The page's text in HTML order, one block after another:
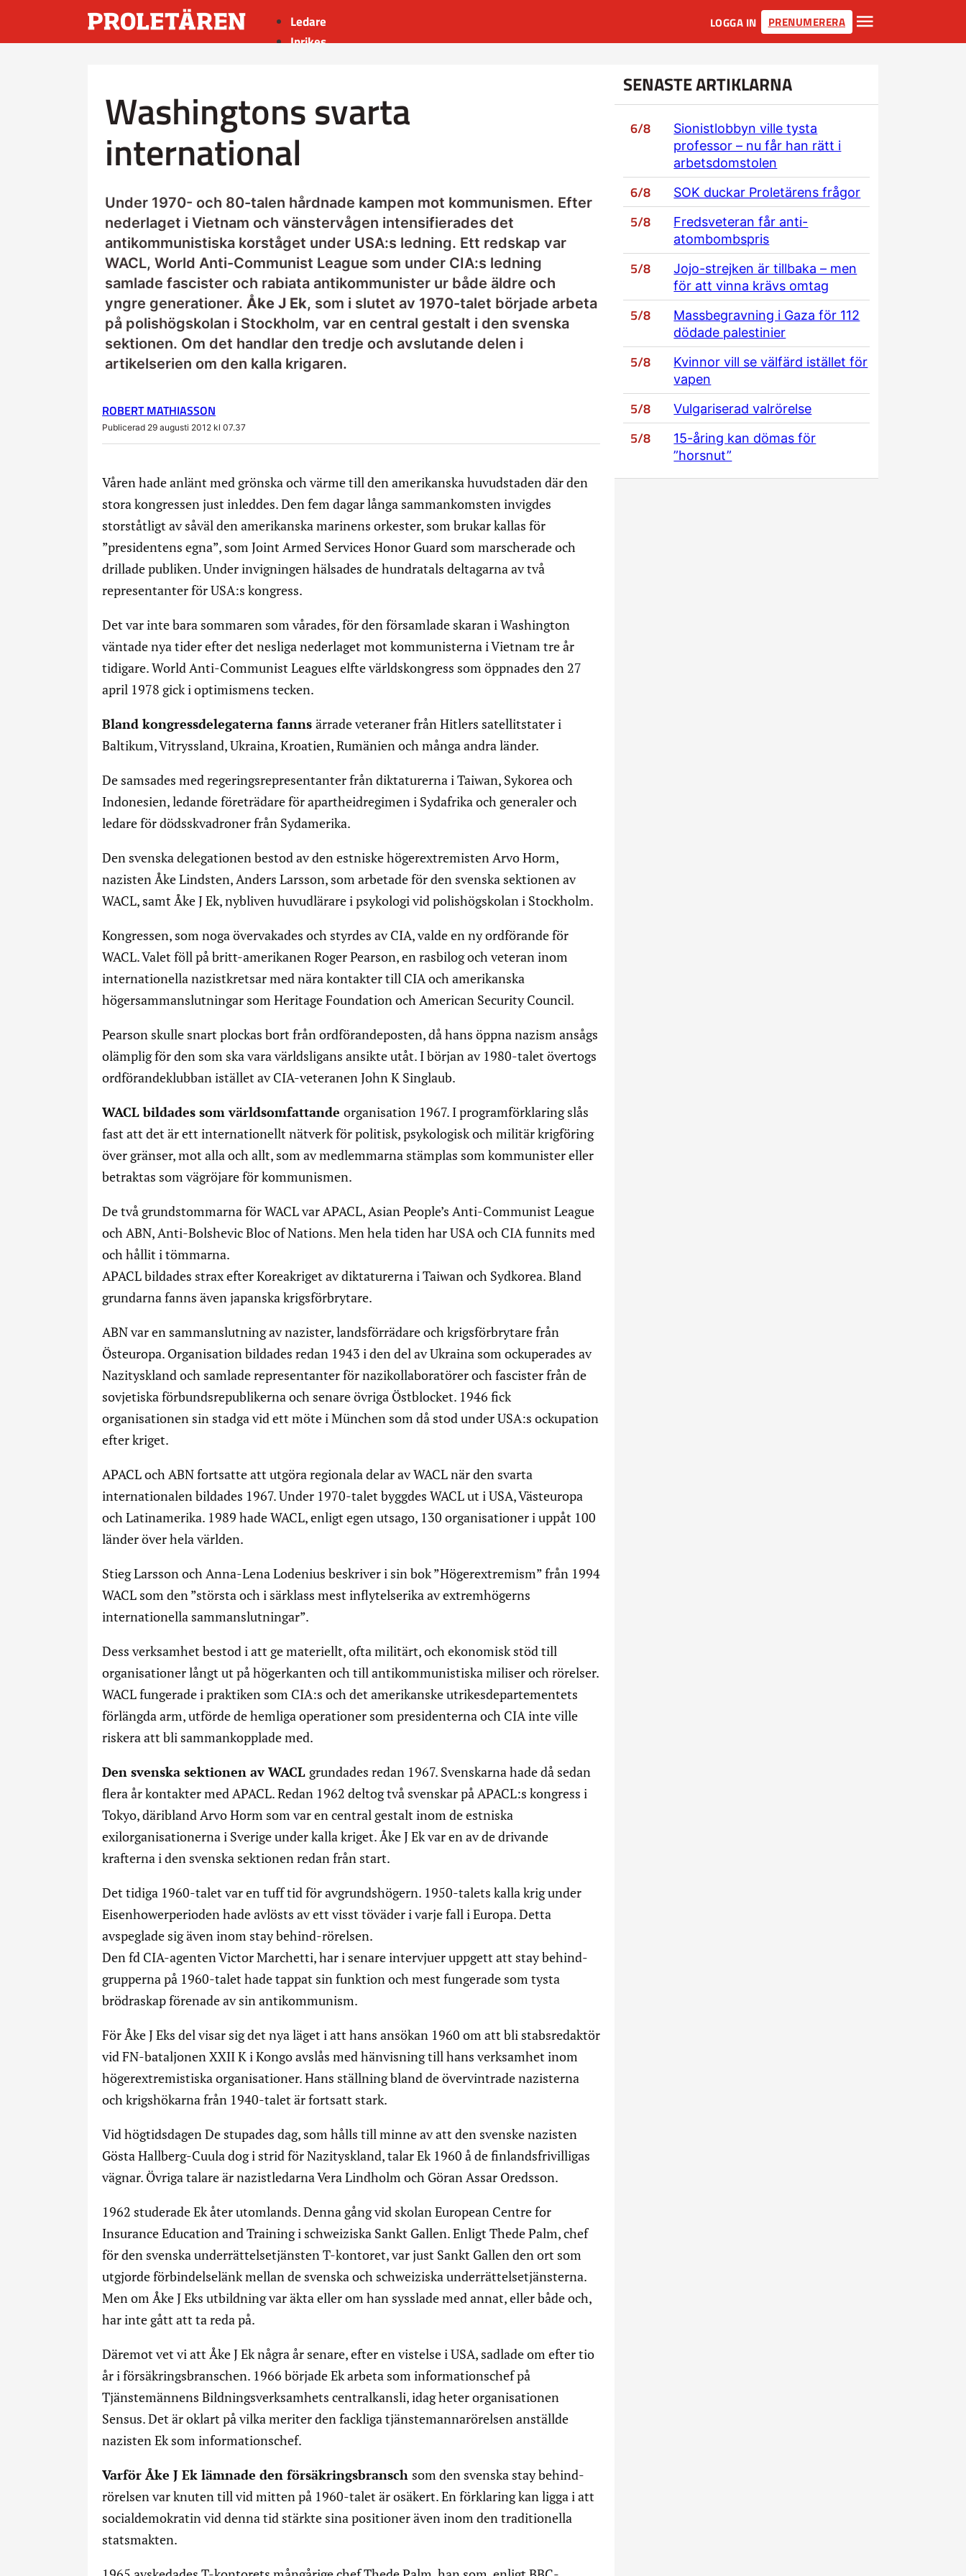
Ledare
Inrikes
Sport
Insänt
LOGGA IN PRENUMERERA
Washingtons svarta
international
Under 1970- och 80-talen hårdnade kampen mot kommunismen. Efter
nederlaget i Vietnam och vänstervågen intensifierades det
antikommunistiska korståget under USA:s ledning. Ett redskap var
WACL, World Anti-Communist League som under CIA:s ledning
samlade fascister och rabiata antikommunister ur både äldre och
yngre generationer. Åke J Ek, som i slutet av 1970-talet började arbeta
på polishögskolan i Stockholm, var en central gestalt i den svenska
sektionen. Om det handlar den tredje och avslutande delen i
artikelserien om den kalla krigaren.
ROBERT MATHIASSON
Publicerad 29 augusti 2012 kl 07.37
Våren hade anlänt med grönska och värme till den amerikanska huvudstaden där den
stora kongressen just inleddes. Den fem dagar långa sammankomsten invigdes
storståtligt av såväl den amerikanska marinens orkester, som brukar kallas för
”presidentens egna”, som Joint Armed Services Honor Guard som marscherade och
drillade publiken. Under invigningen hälsades de hundratals deltagarna av två
representanter för USA:s kongress.
Det var inte bara sommaren som vårades, för den församlade skaran i Washington
väntade nya tider efter det nesliga nederlaget mot kommunisterna i Vietnam tre år
tidigare. World Anti-Communist Leagues elfte världskongress som öppnades den 27
april 1978 gick i optimismens tecken.
Bland kongressdelegaterna fanns ärrade veteraner från Hitlers satellitstater i
Baltikum, Vitryssland, Ukraina, Kroatien, Rumänien och många andra länder.
De samsades med regeringsrepresentanter från diktaturerna i Taiwan, Sykorea och
Indonesien, ledande företrädare för apartheidregimen i Sydafrika och generaler och
ledare för dödsskvadroner från Sydamerika.
Den svenska delegationen bestod av den estniske högerextremisten Arvo Horm,
nazisten Åke Lindsten, Anders Larsson, som arbetade för den svenska sektionen av
WACL, samt Åke J Ek, nybliven huvudlärare i psykologi vid polishögskolan i Stockholm.
Kongressen, som noga övervakades och styrdes av CIA, valde en ny ordförande för
WACL. Valet föll på britt-amerikanen Roger Pearson, en rasbilog och veteran inom
internationella nazistkretsar med nära kontakter till CIA och amerikanska
högersammanslutningar som Heritage Foundation och American Security Council.
Pearson skulle snart plockas bort från ordförandeposten, då hans öppna nazism ansågs
olämplig för den som ska vara världsligans ansikte utåt. I början av 1980-talet övertogs
ordförandeklubban istället av CIA-veteranen John K Singlaub.
WACL bildades som världsomfattande organisation 1967. I programförklaring slås
fast att det är ett internationellt nätverk för politisk, psykologisk och militär krigföring
över gränser, mot alla och allt, som av medlemmarna stämplas som kommunister eller
betraktas som vägröjare för kommunismen.
De två grundstommarna för WACL var APACL, Asian People’s Anti-Communist League
och ABN, Anti-Bolshevic Bloc of Nations. Men hela tiden har USA och CIA funnits med
och hållit i tömmarna.
APACL bildades strax efter Koreakriget av diktaturerna i Taiwan och Sydkorea. Bland
grundarna fanns även japanska krigsförbrytare.
ABN var en sammanslutning av nazister, landsförrädare och krigsförbrytare från
Östeuropa. Organisation bildades redan 1943 i den del av Ukraina som ockuperades av
Nazityskland och samlade representanter för nazikollaboratörer och fascister från de
sovjetiska förbundsrepublikerna och senare övriga Östblocket. 1946 fick
organisationen sin stadga vid ett möte i München som då stod under USA:s ockupation
efter kriget.
APACL och ABN fortsatte att utgöra regionala delar av WACL när den svarta
internationalen bildades 1967. Under 1970-talet byggdes WACL ut i USA, Västeuropa
och Latinamerika. 1989 hade WACL, enligt egen utsago, 130 organisationer i uppåt 100
länder över hela världen.
Stieg Larsson och Anna-Lena Lodenius beskriver i sin bok ”Högerextremism” från 1994
WACL som den ”största och i särklass mest inflytelserika av extremhögerns
internationella sammanslutningar”.
Dess verksamhet bestod i att ge materiellt, ofta militärt, och ekonomisk stöd till
organisationer långt ut på högerkanten och till antikommunistiska miliser och rörelser.
WACL fungerade i praktiken som CIA:s och det amerikanske utrikesdepartementets
förlängda arm, utförde de hemliga operationer som presidenterna och CIA inte ville
riskera att bli sammankopplade med.
Den svenska sektionen av WACL grundades redan 1967. Svenskarna hade då sedan
flera år kontakter med APACL. Redan 1962 deltog två svenskar på APACL:s kongress i
Tokyo, däribland Arvo Horm som var en central gestalt inom de estniska
exilorganisationerna i Sverige under kalla kriget. Åke J Ek var en av de drivande
krafterna i den svenska sektionen redan från start.
Det tidiga 1960-talet var en tuff tid för avgrundshögern. 1950-talets kalla krig under
Eisenhowerperioden hade avlösts av ett visst töväder i varje fall i Europa. Detta
avspeglade sig även inom stay behind-rörelsen.
Den fd CIA-agenten Victor Marchetti, har i senare intervjuer uppgett att stay behind-
grupperna på 1960-talet hade tappat sin funktion och mest fungerade som tysta
brödraskap förenade av sin antikommunism.
För Åke J Eks del visar sig det nya läget i att hans ansökan 1960 om att bli stabsredaktör
vid FN-bataljonen XXII K i Kongo avslås med hänvisning till hans verksamhet inom
högerextremistiska organisationer. Hans ställning bland de övervintrade nazisterna
och krigshökarna från 1940-talet är fortsatt stark.
Vid högtidsdagen De stupades dag, som hålls till minne av att den svenske nazisten
Gösta Hallberg-Cuula dog i strid för Nazityskland, talar Ek 1960 å de finlandsfrivilligas
vägnar. Övriga talare är nazistledarna Vera Lindholm och Göran Assar Oredsson.
1962 studerade Ek åter utomlands. Denna gång vid skolan European Centre for
Insurance Education and Training i schweiziska Sankt Gallen. Enligt Thede Palm, chef
för den svenska underrättelsetjänsten T-kontoret, var just Sankt Gallen den ort som
utgjorde förbindelselänk mellan de svenska och schweiziska underrättelsetjänsterna.
Men om Åke J Eks utbildning var äkta eller om han sysslade med annat, eller både och,
har inte gått att ta reda på.
Däremot vet vi att Åke J Ek några år senare, efter en vistelse i USA, sadlade om efter tio
år i försäkringsbranschen. 1966 började Ek arbeta som informationschef på
Tjänstemännens Bildningsverksamhets centralkansli, idag heter organisationen
Sensus. Det är oklart på vilka meriter den fackliga tjänstemannarörelsen anställde
nazisten Ek som informationschef.
Varför Åke J Ek lämnade den försäkringsbransch som den svenska stay behind-
rörelsen var knuten till vid mitten på 1960-talet är osäkert. En förklaring kan ligga i att
socialdemokratin vid denna tid stärkte sina positioner även inom den traditionella
statsmakten.
SENASTE ARTIKLARNA
6/8
Sionistlobbyn ville tysta
professor – nu får han rätt i
arbetsdomstolen
6/8 SOK duckar Proletärens frågor
5/8
Fredsveteran får anti-
atombombspris
5/8
Jojo-strejken är tillbaka – men
för att vinna krävs omtag
5/8
Massbegravning i Gaza för 112
dödade palestinier
5/8
Kvinnor vill se välfärd istället för
vapen
5/8 Vulgariserad valrörelse
5/8
15-åring kan dömas för
”horsnut”